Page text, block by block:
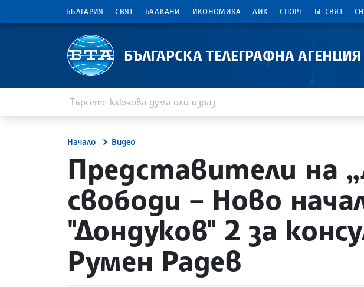
БЪЛГАРИЯ СВЯТ БАЛКАНИ ИКОНОМИКА ЛИК СПОРТ БГ СВЯТ
БЪЛГАРСКА ТЕЛЕГРАФНА АГЕНЦИЯ
Начало Видео
Представители на
свободи – Ново
"Дондуков" 2 за
Румен Радев